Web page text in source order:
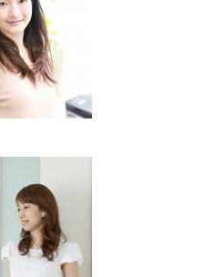
店をしている。 枚方市を中心
学生2人と主人の4人家族 2015
後、 2017年春より
立ち上げ作家活動を開始。 現在